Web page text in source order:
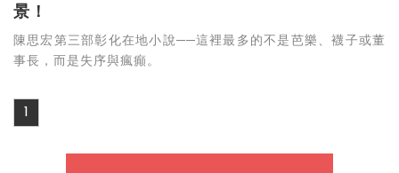
景！
陳思宏第三部彰化在地小說──這裡最多的不是芭樂、襪子或董
事長，而是失序與瘋癲。
1